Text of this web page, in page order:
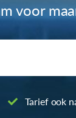
voor
Tarief ook